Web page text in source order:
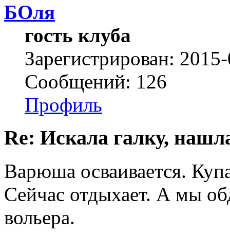
БОля
гость клуба
Зарегистрирован:
Сообщений: 126
Профиль
Re: Искала галку,
Варюша осваивается.
Сейчас отдыхает. А мы
вольера.